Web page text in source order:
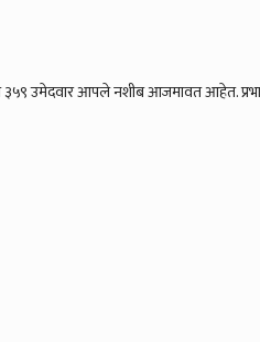
उमेदवार आपले नशीब आजमावत आहेत.